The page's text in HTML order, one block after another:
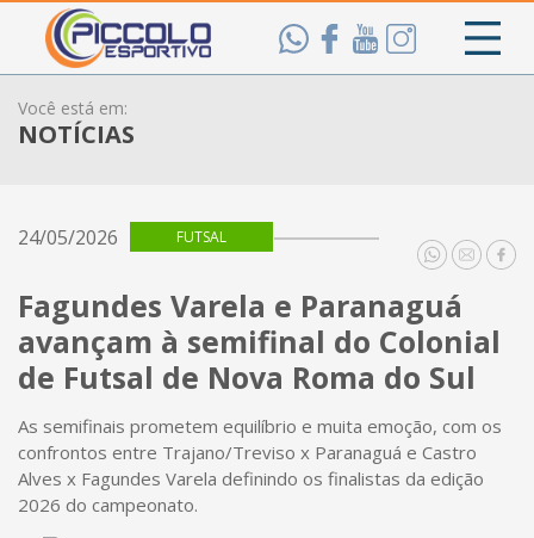
Você está em:
NOTÍCIAS
24/05/2026 FUTSAL
Fagundes Varela e Paranaguá
avançam à semifinal do Colonial
de Futsal de Nova Roma do Sul
As semifinais prometem equilíbrio e muita emoção, com os
confrontos entre Trajano/Treviso x Paranaguá e Castro
Alves x Fagundes Varela definindo os finalistas da edição
2026 do campeonato.